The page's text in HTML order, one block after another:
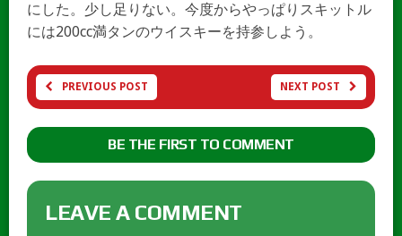
にした。少し足りない。今度からやっぱりスキットル
には200cc満タンのウイスキーを持参しよう。
PREVIOUS POST NEXT POST
BE THE FIRST TO COMMENT
LEAVE A COMMENT